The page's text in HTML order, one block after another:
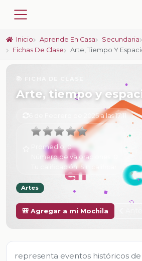
Inicio Aprende En Casa Secundaria
Fichas De Clase
Arte, Tiempo Y
Arte, tiempo y
6 de Febrero de 2025 a las 17:11
Promedio:0
Número de valoraciones:
Tu calificación:Sin calificar
Artes
🎒 Agregar a mi Mochila
representa eventos históricos